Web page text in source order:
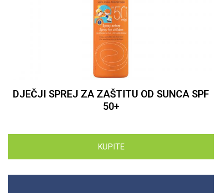
DJEČJI SPREJ ZA ZAŠTITU OD SUNCA SPF
50+
KUPITE